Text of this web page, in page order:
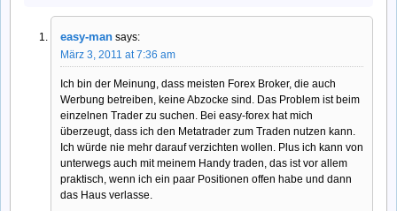
easy-man says:
März 3, 2011 at 7:36 am
Ich bin der Meinung, dass meisten Forex Broker, die auch
Werbung betreiben, keine Abzocke sind. Das Problem ist beim
einzelnen Trader zu suchen. Bei easy-forex hat mich
überzeugt, dass ich den Metatrader zum Traden nutzen kann.
Ich würde nie mehr darauf verzichten wollen. Plus ich kann von
unterwegs auch mit meinem Handy traden, das ist vor allem
praktisch, wenn ich ein paar Positionen offen habe und dann
das Haus verlasse.